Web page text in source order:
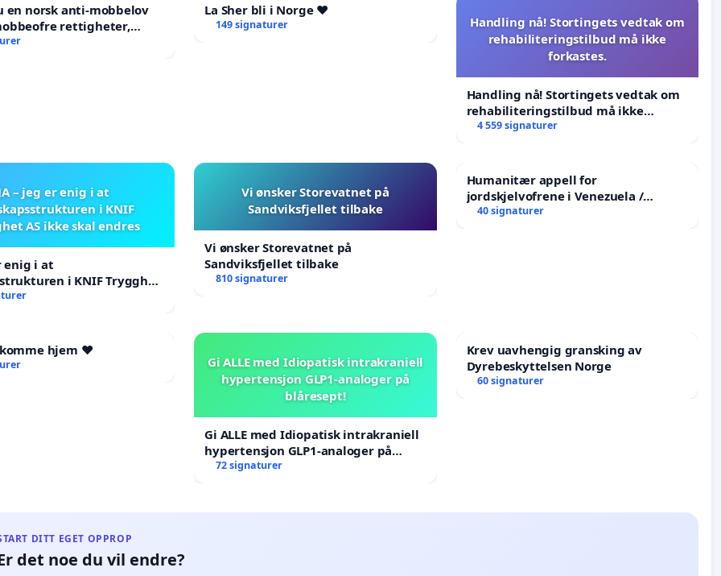
en norsk anti-mobbelov
rettigheter,
og hjelp?
La Sher bli i Norge ❤️
149 signaturer
Handling nå! Stortingets vedtak om
rehabiliteringstilbud må ikke
forkastes.
Handling nå! Stortingets vedtak om
rehabiliteringstilbud må ikke
forkastes.
4 559 signaturer
– jeg er enig i at
i KNIF
AS ikke skal endres
enig i at
i KNIF Trygghet
endres
Vi ønsker Storevatnet på
Sandviksfjellet tilbake
Vi ønsker Storevatnet på
Sandviksfjellet tilbake
810 signaturer
Humanitær appell for
jordskjelvofrene i Venezuela /
Humanitarian Appeal for the
40 signaturer
hjem ❤️
Gi ALLE med Idiopatisk intrakraniell
hypertensjon GLP1-analoger på
blåresept!
Gi ALLE med Idiopatisk intrakraniell
hypertensjon GLP1-analoger på
blåresept!
72 signaturer
Krev uavhengig gransking av
Dyrebeskyttelsen Norge
60 signaturer
DITT EGET OPPROP
det noe du vil endre?